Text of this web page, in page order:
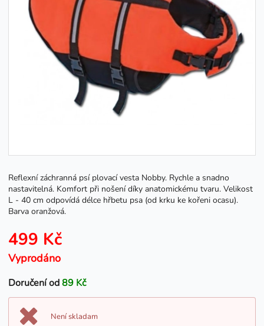
Reflexní záchranná psí plovací vesta Nobby. Rychle a snadno
nastavitelná. Komfort při nošení díky anatomickému tvaru. Velikost
L - 40 cm odpovídá délce hřbetu psa (od krku ke kořeni ocasu).
Barva oranžová.
499 Kč
Vyprodáno
Doručení od89 Kč
Není skladam